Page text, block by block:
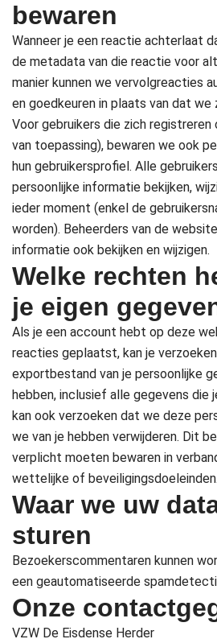
bewaren
Wanneer je een reactie achterlaat
de metadata van die reactie voor
manier kunnen we vervolgreacties
en goedkeuren in plaats van dat we
Voor gebruikers die zich
van toepassing), bewaren we ook
hun gebruikersprofiel. Alle
persoonlijke informatie bekijken,
ieder moment (enkel de
worden). Beheerders van de
informatie ook bekijken en wijzigen.
Welke rechten
je eigen
Als je een account hebt op deze
reacties geplaatst, kan je
exportbestand van je persoonlijke
hebben, inclusief alle gegevens die
kan ook verzoeken dat we deze
we van je hebben verwijderen. Dit
verplicht moeten bewaren in
wettelijke of beveiligingsdoeleinden.
Waar we uw
sturen
Bezoekerscommentaren kunnen
een geautomatiseerde
Onze
VZW De Eisdense Herder